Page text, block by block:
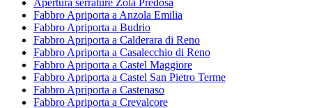
Apertura serrature Zola Predosa
Fabbro Apriporta a Anzola Emilia
Fabbro Apriporta a Budrio
Fabbro Apriporta a Calderara di Reno
Fabbro Apriporta a Casalecchio di Reno
Fabbro Apriporta a Castel Maggiore
Fabbro Apriporta a Castel San Pietro Terme
Fabbro Apriporta a Castenaso
Fabbro Apriporta a Crevalcore